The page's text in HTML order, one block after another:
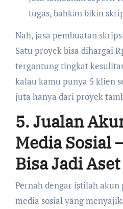
tugas, bahkan bikin
Nah, jasa pembuatan
Satu proyek bisa dihargai
tergantung tingkat
kalau kamu punya 5 klien
juta hanya dari proyek
5. Jualan
Media Sosial
Bisa Jadi
Pernah dengar istilah
media sosial yang